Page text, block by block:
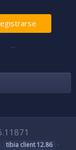
tibia client 12.86